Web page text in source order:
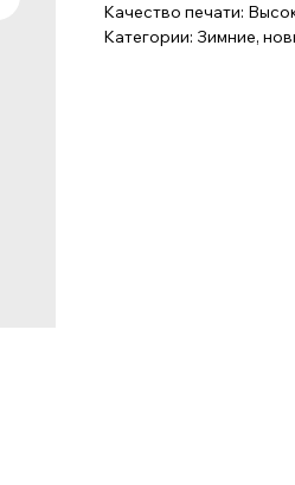
Качество печати:
Категории: Зимние,